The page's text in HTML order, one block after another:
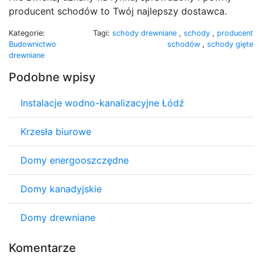
producent schodów to Twój najlepszy dostawca.
Kategorie:
Budownictwo
drewniane
Tagi: schody drewniane , schody , producent
schodów , schody gięte
Podobne wpisy
Instalacje wodno-kanalizacyjne Łódź
Krzesła biurowe
Domy energooszczędne
Domy kanadyjskie
Domy drewniane
Komentarze